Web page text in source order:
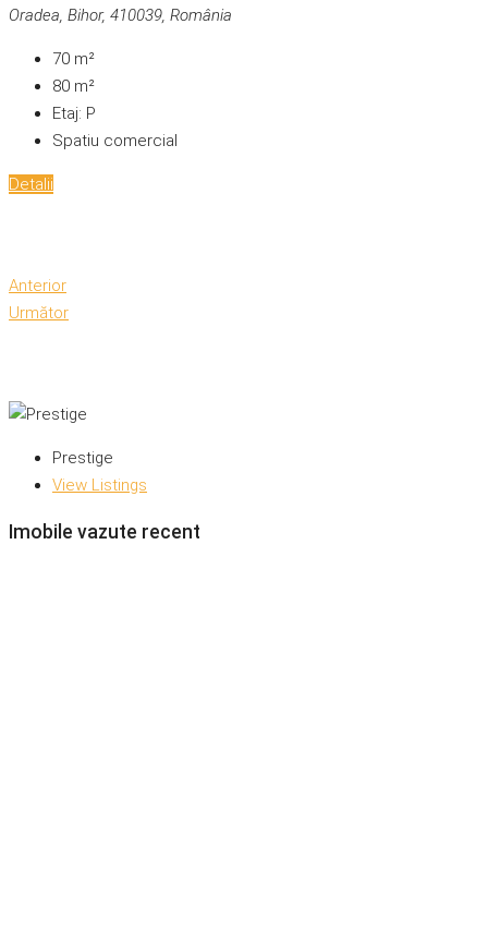
Oradea, Bihor, 410039, România
70 m²
80 m²
Etaj: P
Spatiu comercial
Detalii
Anterior
Următor
Prestige
View Listings
Imobile vazute recent